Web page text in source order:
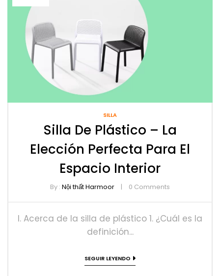
SILLA
Silla De Plástico – La
Elección Perfecta Para El
Espacio Interior
By : Nội thất Harmoor 0 Comments
I. Acerca de la silla de plástico 1. ¿Cuál es la
definición...
SEGUIR LEYENDO